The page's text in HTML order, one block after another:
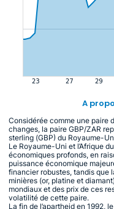
A
Considérée comme une paire
changes, la paire GBP/ZAR
sterling (GBP) du Royaume-
Le Royaume-Uni et l’Afrique
économiques profonds, en
puissance économique
financier robustes, tandis que
minières (or, platine et
mondiaux et des prix de ces
volatilité de cette paire.
La fin de l’apartheid en 1992,